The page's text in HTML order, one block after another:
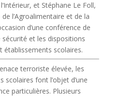
et Stéphane Le Foll,
l’Agroalimentaire et de la
d’une conférence de
et les dispositions
établissements scolaires.
terroriste élevée, les
scolaires font l’objet d’une
particulières. Plusieurs